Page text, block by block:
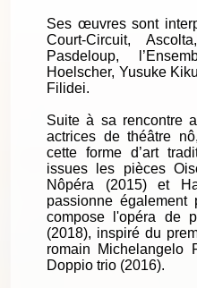
Ses œuvres sont
Court-Circuit,
Pasdeloup,
Hoelscher, Yusuke
Filidei.
Suite à sa rencontre
actrices de théâtre
cette forme d’art
issues les pièces
Nôpéra (2015) et
passionne
compose l'opéra de
(2018), inspiré du
romain Michelangelo
Doppio trio (2016).